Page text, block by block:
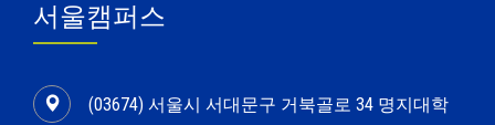
서울캠퍼스
(03674) 서울시 서대문구 거북골로 34 명지대학